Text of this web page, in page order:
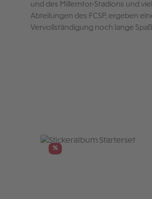
und des Millerntor-Stadions und
Abteilungen des FCSP, ergeben
Vervollständigung noch lange
Produktgalerie überspringen
%